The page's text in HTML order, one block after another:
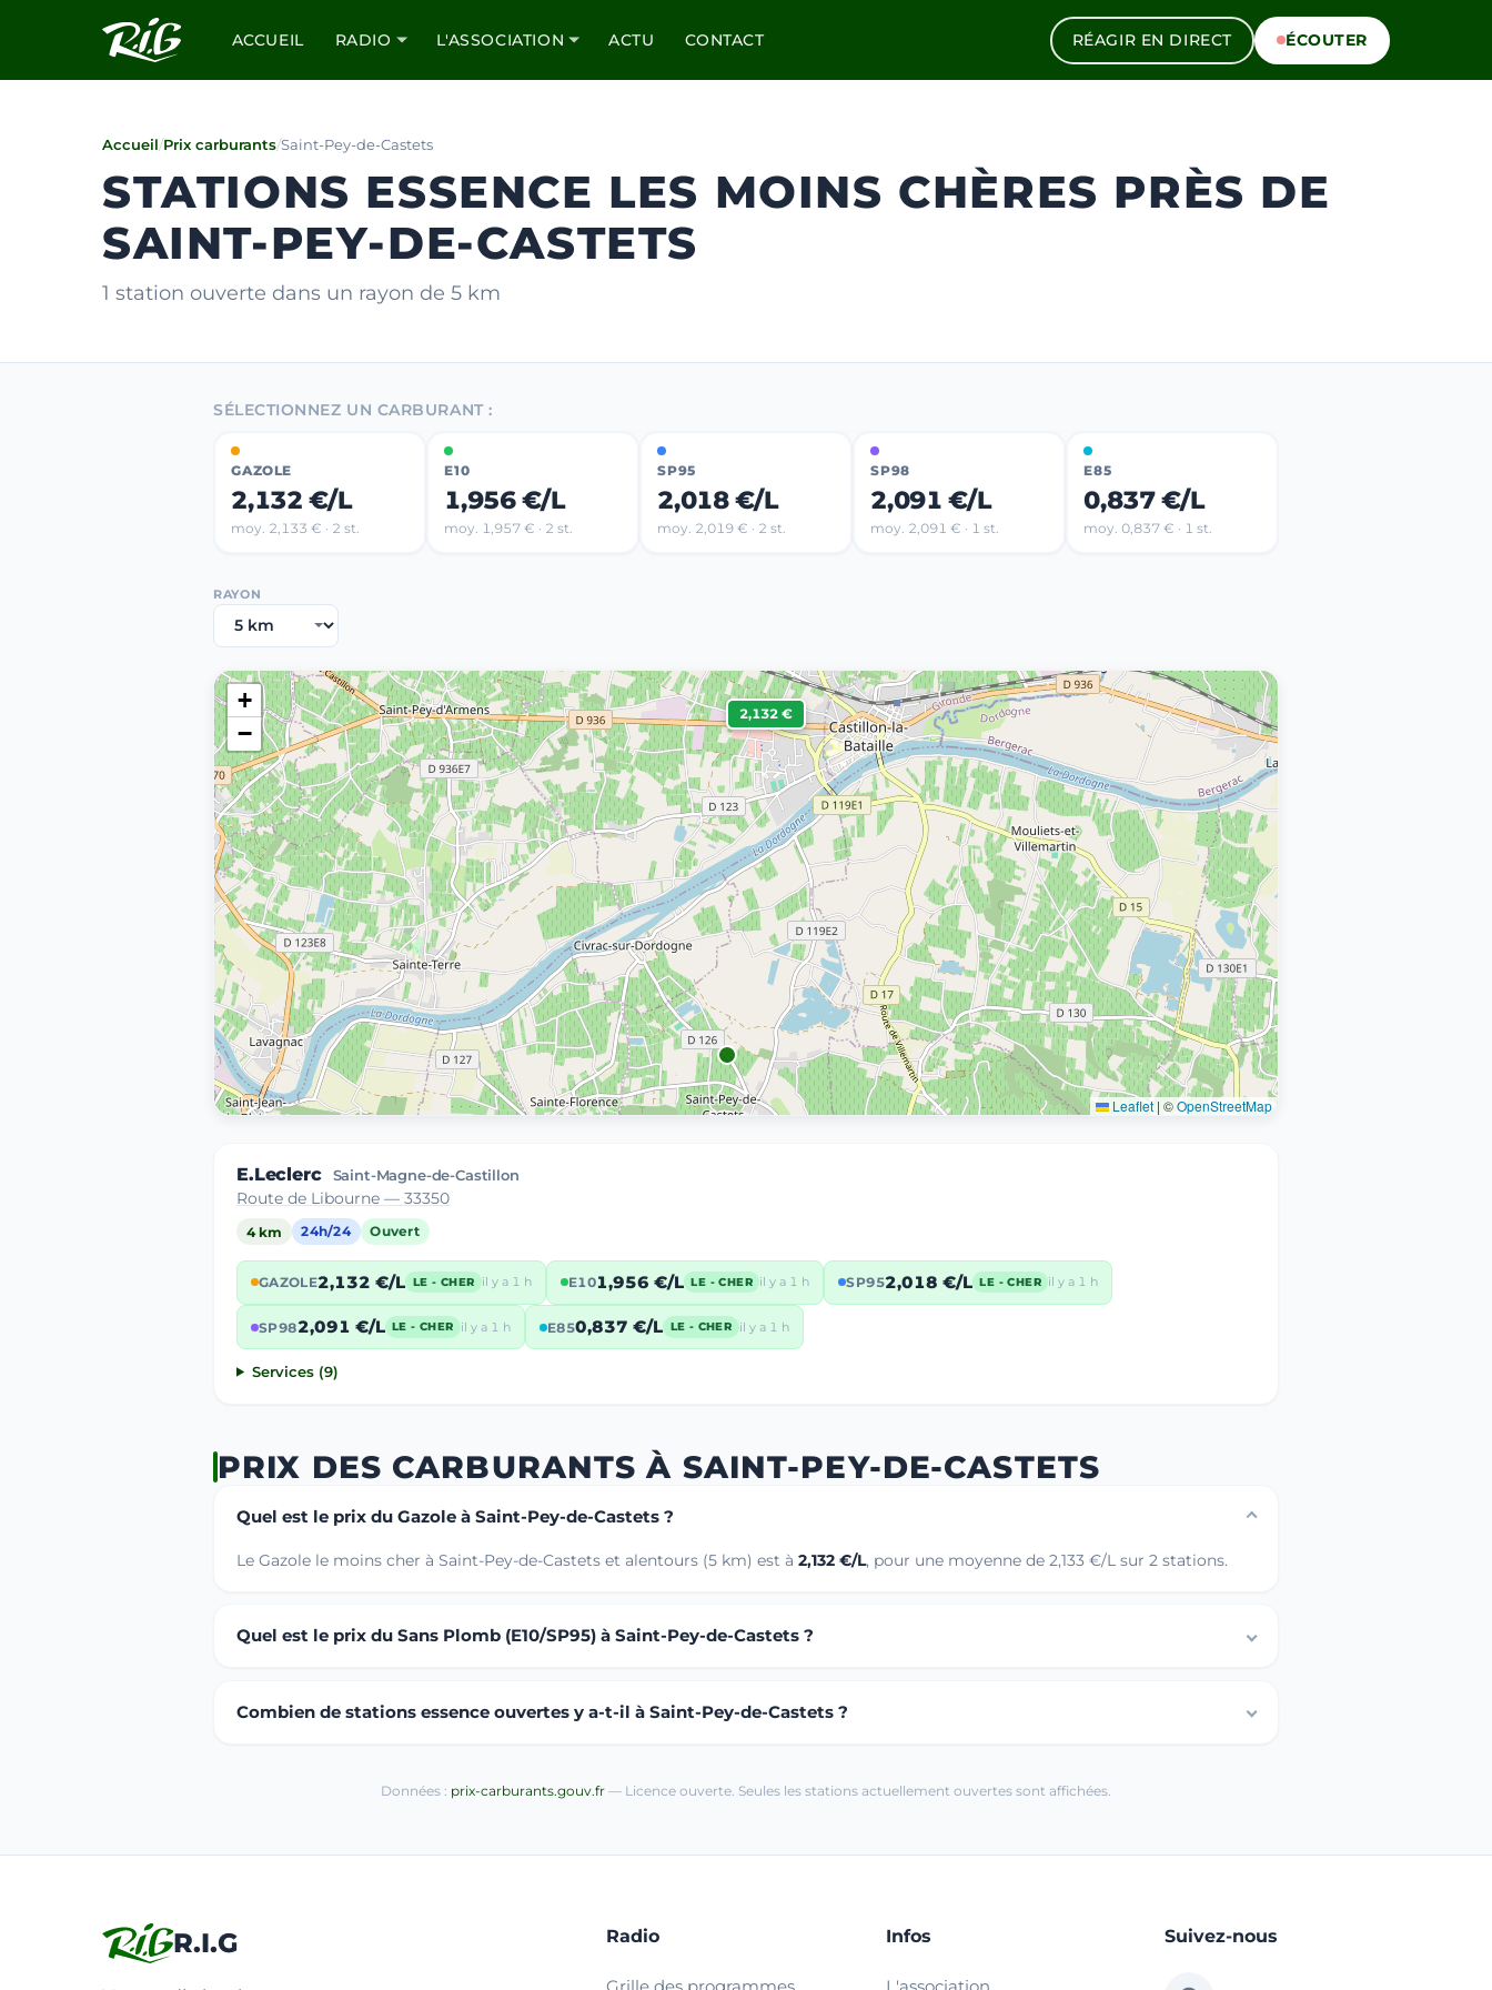
ACCUEIL RADIO L'ASSOCIATION ACTU CONTACT RÉAGIR EN DIRECT ÉCOUTER
Accueil/Prix carburants/Saint-Pey-de-Castets
STATIONS ESSENCE LES MOINS CHÈRES PRÈS DE
SAINT-PEY-DE-CASTETS
1 station ouverte dans un rayon de 5 km
SÉLECTIONNEZ UN CARBURANT :
GAZOLE
2,132 €/L
moy. 2,133 € · 2 st.
E10
1,956 €/L
moy. 1,957 € · 2 st.
SP95
2,018 €/L
moy. 2,019 € · 2 st.
SP98
2,091 €/L
moy. 2,091 € · 1 st.
E85
0,837 €/L
moy. 0,837 € · 1 st.
RAYON
2,132 €
+
−
Leaflet | ©OpenStreetMap
E.Leclerc Saint-Magne-de-Castillon
Route de Libourne — 33350
4 km 24h/24 Ouvert
GAZOLE2,132 €/L LE - CHER il y a 1 h E101,956 €/L LE - CHER il y a 1 h SP952,018 €/L LE - CHER il y a 1 h
SP982,091 €/L LE - CHER il y a 1 h E850,837 €/L LE - CHER il y a 1 h
Services (9)
PRIX DES CARBURANTS À SAINT-PEY-DE-CASTETS
Quel est le prix du Gazole à Saint-Pey-de-Castets ?
Le Gazole le moins cher à Saint-Pey-de-Castets et alentours (5 km) est à 2,132 €/L, pour une moyenne de 2,133 €/L sur 2 stations.
Quel est le prix du Sans Plomb (E10/SP95) à Saint-Pey-de-Castets ?
Combien de stations essence ouvertes y a-t-il à Saint-Pey-de-Castets ?
Données : prix-carburants.gouv.fr — Licence ouverte. Seules les stations actuellement ouvertes sont affichées.
R.I.G Radio Infos Suivez-nous